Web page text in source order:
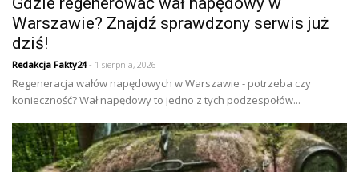
Warszawie? Znajdź sprawdzony serwis już
dziś!
Redakcja Fakty24- 1 sierpnia, 2026
Regeneracja wałów napędowych w Warszawie - potrzeba czy
konieczność? Wał napędowy to jedno z tych podzespołów...